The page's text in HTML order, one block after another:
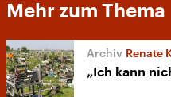
Mehr zum Thema
Renate
„Ich kann